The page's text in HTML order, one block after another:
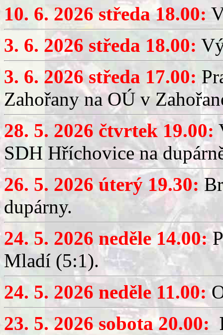
10. 6. 2026 středa 18.00:
3. 6. 2026 středa 18.00:
3. 6. 2026 středa 17.00:
Zahořany na OÚ v
28. 5. 2026 čtvrtek 19.00:
SDH Hříchovice na
26. 5. 2026 úterý 19.30:
dupárny.
24. 5. 2026 neděle 14.00:
Mladí (5:1).
24. 5. 2026 neděle 11.00:
23. 5. 2026 sobota 20.00: